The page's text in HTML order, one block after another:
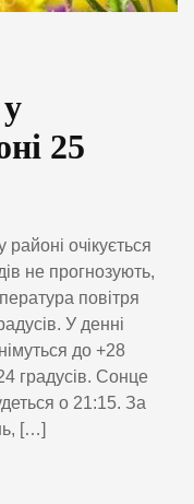
25
очікується
не прогнозують,
повітря
У денні
до +28
градусів. Сонце
о 21:15. За
[…]